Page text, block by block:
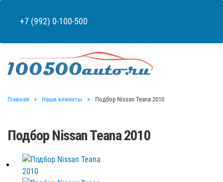
+7 (992) 0-100-500
Главная Наши клиенты Подбор Nissan Teana 2010
Подбор Nissan Teana 2010